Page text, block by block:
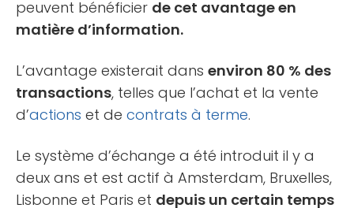
peuvent bénéficier de cet avantage en
matière d’information.
L’avantage existerait dans environ 80 % des
transactions, telles que l’achat et la vente
d’actions et de contrats à terme.
Le système d’échange a été introduit il y a
deux ans et est actif à Amsterdam, Bruxelles,
Lisbonne et Paris et depuis un certain temps